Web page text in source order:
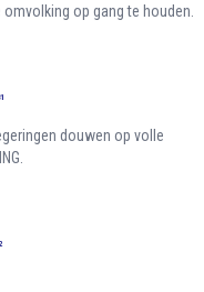
op gang te houden.
douwen op volle